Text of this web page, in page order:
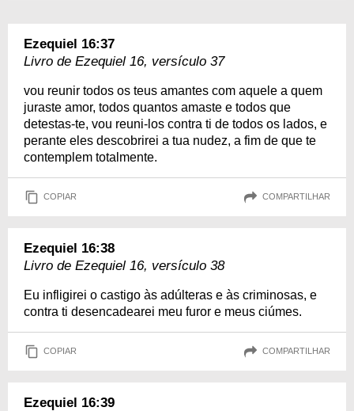
Ezequiel 16:37
Livro de Ezequiel 16, versículo 37
vou reunir todos os teus amantes com aquele a quem
juraste amor, todos quantos amaste e todos que
detestas-te, vou reuni-los contra ti de todos os lados, e
perante eles descobrirei a tua nudez, a fim de que te
contemplem totalmente.
COPIAR COMPARTILHAR
Ezequiel 16:38
Livro de Ezequiel 16, versículo 38
Eu infligirei o castigo às adúlteras e às criminosas, e
contra ti desencadearei meu furor e meus ciúmes.
COPIAR COMPARTILHAR
Ezequiel 16:39